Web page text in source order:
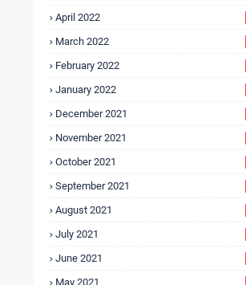
April 2022
March 2022
February 2022
January 2022
December 2021
November 2021
October 2021
September 2021
August 2021
July 2021
June 2021
May 2021